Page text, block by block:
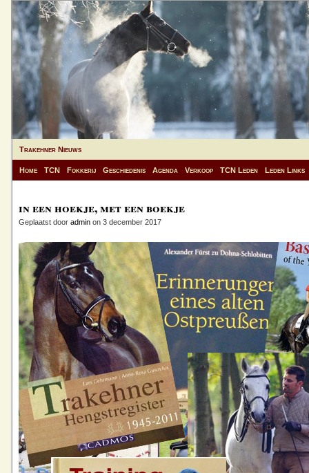
Trakehner Nieuws
Home TCN Fokkerij Geschiedenis Agenda Verkoop TCN Leden Leden Links
in een hoekje, met een boekje
Geplaatst door admin on 3 december 2017